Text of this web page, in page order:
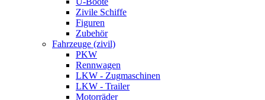
Zivile Schiffe
Figuren
Zubehör
Fahrzeuge (zivil)
PKW
Rennwagen
LKW - Zugmaschinen
LKW - Trailer
Motorräder